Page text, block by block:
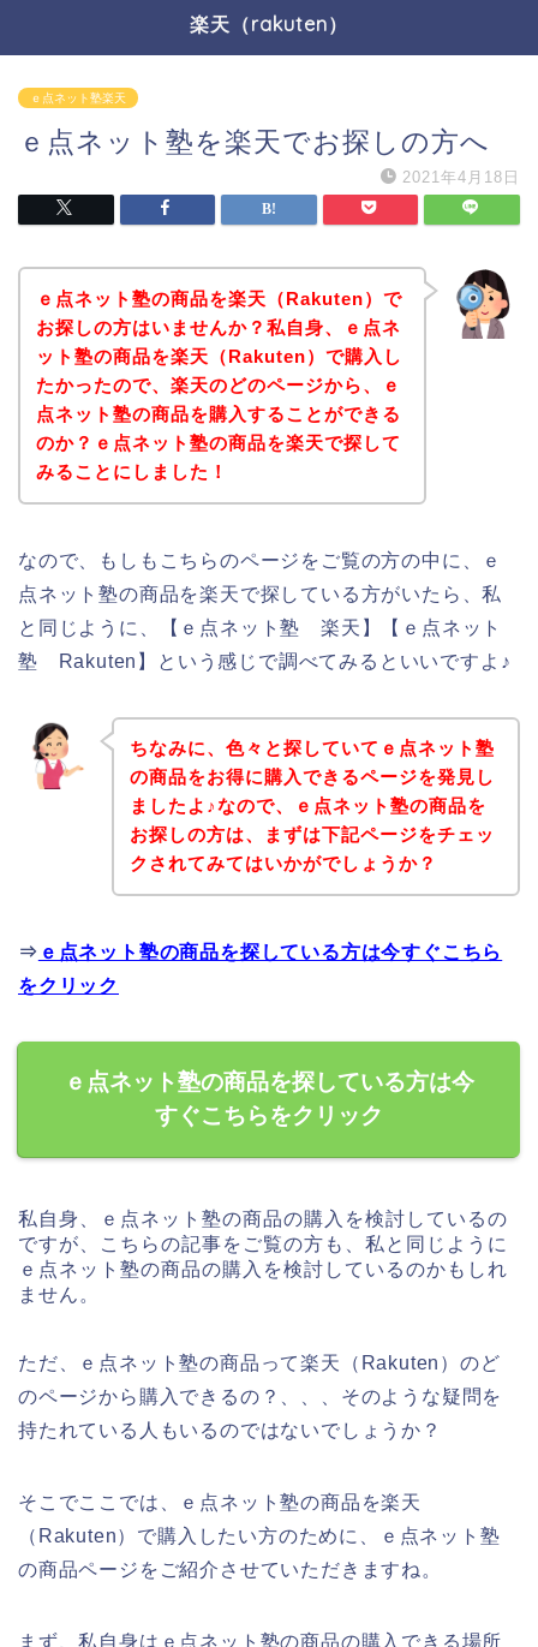
楽天（rakuten）
ｅ点ネット塾楽天
ｅ点ネット塾を楽天でお探しの方へ
2021年4月18日
ｅ点ネット塾の商品を楽天（Rakuten）で
お探しの方はいませんか？私自身、ｅ点ネ
ット塾の商品を楽天（Rakuten）で購入し
たかったので、楽天のどのページから、ｅ
点ネット塾の商品を購入することができる
のか？ｅ点ネット塾の商品を楽天で探して
みることにしました！
なので、もしもこちらのページをご覧の方の中に、ｅ
点ネット塾の商品を楽天で探している方がいたら、私
と同じように、【ｅ点ネット塾 楽天】【ｅ点ネット
塾 Rakuten】という感じで調べてみるといいですよ♪
ちなみに、色々と探していてｅ点ネット塾
の商品をお得に購入できるページを発見し
ましたよ♪なので、ｅ点ネット塾の商品を
お探しの方は、まずは下記ページをチェッ
クされてみてはいかがでしょうか？
⇒ ｅ点ネット塾の商品を探している方は今すぐこちら
をクリック
ｅ点ネット塾の商品を探している方は今
すぐこちらをクリック
私自身、ｅ点ネット塾の商品の購入を検討しているの
ですが、こちらの記事をご覧の方も、私と同じように
ｅ点ネット塾の商品の購入を検討しているのかもしれ
ません。
ただ、ｅ点ネット塾の商品って楽天（Rakuten）のど
のページから購入できるの？、、、そのような疑問を
持たれている人もいるのではないでしょうか？
そこでここでは、ｅ点ネット塾の商品を楽天
（Rakuten）で購入したい方のために、ｅ点ネット塾
の商品ページをご紹介させていただきますね。
まず、私自身はｅ点ネット塾の商品の購入できる場所